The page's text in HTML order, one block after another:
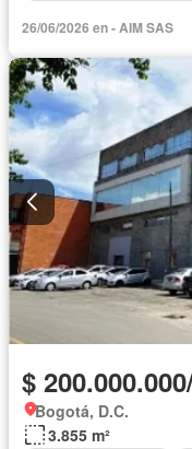
26/06/2026 en - AIM SAS
$
Bogotá, D.C.
3.855 m²